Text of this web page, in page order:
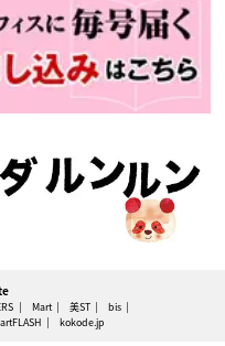
Mart 美ST
bis
kokode.jp